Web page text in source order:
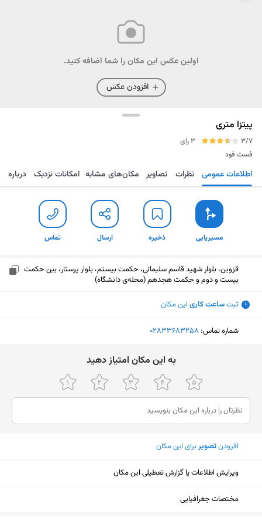
اولین عکس این مکان را شما اضافه کنید.
افزودن عکس
پیتزا متری
3/7
3 رای
فست فود
مسیریابی ذخیره ارسال تماس اطلاعات عمومی نظرات تصاویر مکان‌های مشابه امکانات نزدیک درباره
مسیریابی ذخیره ارسال تماس
قزوین، بلوار شهید قاسم سلیمانی، حکمت بیستم، بلوار پرستار، بین حکمت
بیست و دوم و حکمت هجدهم (محله‌ی دانشگاه)
ثبتساعت کاری این مکان
شماره تماس: ‎02833683258
ﺑﻪ اﯾﻦ ﻣﮑﺎن اﻣﺘﯿﺎز دﻫﯿﺪ
افزودنتصویربرای این مکان
ویرایش اطلاعات یا گزارش تعطیلی این مکان
مختصات جغرافیایی